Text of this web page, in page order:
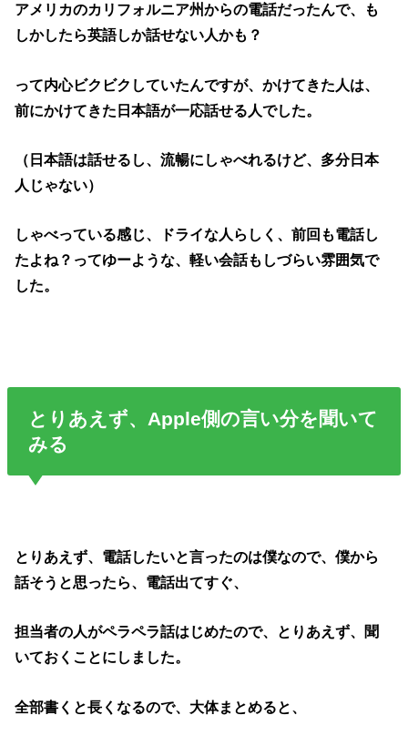
アメリカのカリフォルニア州からの電話だったんで、も
しかしたら英語しか話せない人かも？
って内心ビクビクしていたんですが、かけてきた人は、
前にかけてきた日本語が一応話せる人でした。
（日本語は話せるし、流暢にしゃべれるけど、多分日本
人じゃない）
しゃべっている感じ、ドライな人らしく、前回も電話し
たよね？ってゆーような、軽い会話もしづらい雰囲気で
した。
とりあえず、Apple側の言い分を聞いて
みる
とりあえず、電話したいと言ったのは僕なので、僕から
話そうと思ったら、電話出てすぐ、
担当者の人がペラペラ話はじめたので、とりあえず、聞
いておくことにしました。
全部書くと長くなるので、大体まとめると、